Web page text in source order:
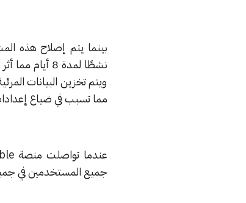
بينما يتم إصلاح هذه
نشطًا لمدة 8 أيام مما أثر على المستخدمين من الفترة 29 مايو إلى 5 يونيو، وأوضح
ويتم تخزين البيانات
مما تسبب في ضياع
جميع المستخدمين في